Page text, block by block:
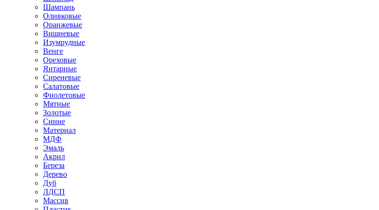
Шампань
Оливковые
Оранжевые
Вишневые
Изумрудные
Венге
Ореховые
Янтарные
Сиреневые
Салатовые
Фиолетовые
Мятные
Золотые
Синие
Материал
МДФ
Эмаль
Акрил
Береза
Дерево
Дуб
ЛДСП
Массив